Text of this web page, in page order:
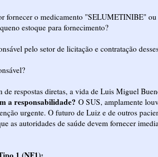
fornecer o medicamento "SELUMETINIBE"
estoque para fornecimento?
pelo setor de licitação e contratação
de respostas diretas, a vida de Luis Miguel
a responsabilidade? O SUS, amplamente
urgente. O futuro de Luiz e de outros
as autoridades de saúde devem fornecer